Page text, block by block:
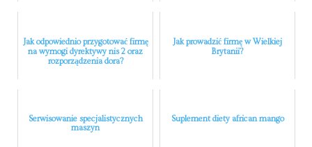
Jak odpowiednio przygotować firmę
na wymogi dyrektywy nis 2 oraz
rozporządzenia dora?
Jak prowadzić firmę w Wielkiej
Brytanii?
Serwisowanie specjalistycznych
maszyn
Suplement diety african mango